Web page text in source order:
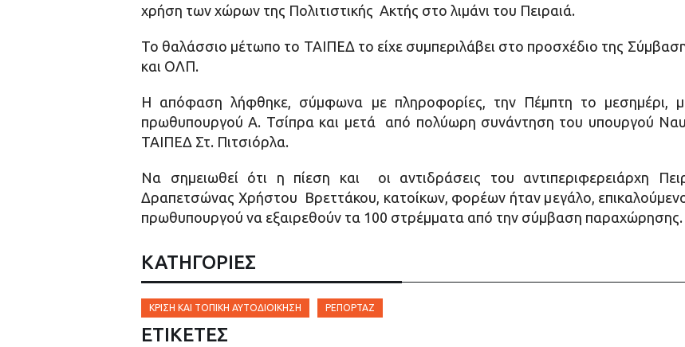
χρήση των χώρων της Πολιτιστικής Ακτής στο λιμάνι του Πειραιά.
Το θαλάσσιο μέτωπο το ΤΑΙΠΕΔ το είχε συμπεριλάβει στο προσχέδιο της
και ΟΛΠ.
Η απόφαση λήφθηκε, σύμφωνα με πληροφορίες, την Πέμπτη το μεσημέρι,
πρωθυπουργού Α. Τσίπρα και μετά από πολύωρη συνάντηση του υπουργού
ΤΑΙΠΕΔ Στ. Πιτσιόρλα.
Να σημειωθεί ότι η πίεση και οι αντιδράσεις του αντιπεριφερειάρχη
Δραπετσώνας Χρήστου Βρεττάκου, κατοίκων, φορέων ήταν μεγάλο,
πρωθυπουργού να εξαιρεθούν τα 100 στρέμματα από την σύμβαση παραχώρησης.
ΚΑΤΗΓΟΡΙΕΣ
ΚΡΊΣΗ ΚΑΙ ΤΟΠΙΚΉ ΑΥΤΟΔΙΟΊΚΗΣΗ ΡΕΠΟΡΤΆΖ
ΕΤΙΚΈΤΕΣ